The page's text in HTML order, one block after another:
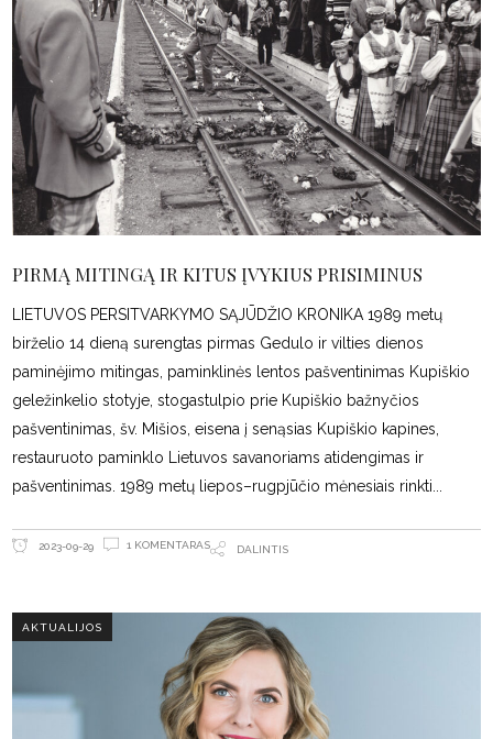
PIRMĄ MITINGĄ IR KITUS ĮVYKIUS PRISIMINUS
LIETUVOS PERSITVARKYMO SĄJŪDŽIO KRONIKA 1989 metų
birželio 14 dieną surengtas pirmas Gedulo ir vilties dienos
paminėjimo mitingas, paminklinės lentos pašventinimas Kupiškio
geležinkelio stotyje, stogastulpio prie Kupiškio bažnyčios
pašventinimas, šv. Mišios, eisena į senąsias Kupiškio kapines,
restauruoto paminklo Lietuvos savanoriams atidengimas ir
pašventinimas. 1989 metų liepos–rugpjūčio mėnesiais rinkti
2023-09-29 1 KOMENTARAS DALINTIS
AKTUALIJOS